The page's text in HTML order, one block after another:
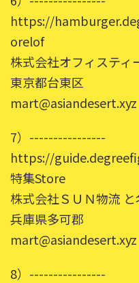
https://
orelof
株式会社オフィスティ
東京都台東区
mart@asiandesert.xyz
7）----------------
https://
特集Store
株式会社ＳＵＮ物流
兵庫県多可郡
mart@asiandesert.xyz
8）----------------